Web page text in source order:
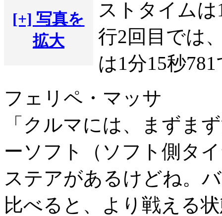
[+] 写真を
拡大
ストタイム
行2回目では
は1分15秒
フェリペ・マッサ
「クルマには、まずま
ーソフト（ソフト側タ
ステアがあるけどね。
比べると、より戦える